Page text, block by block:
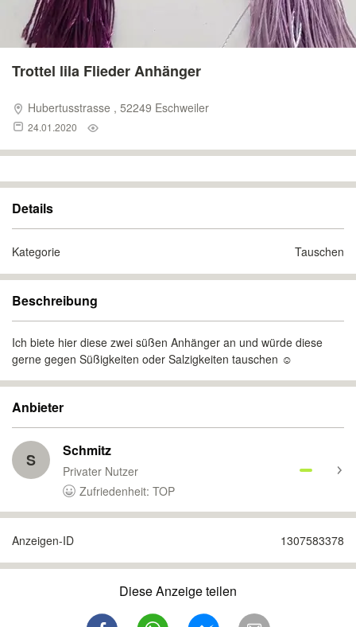
Trottel lila Flieder Anhänger
Hubertusstrasse , 52249 Eschweiler
24.01.2020
Details
Kategorie Tauschen
Beschreibung
Ich biete hier diese zwei süßen Anhänger an und würde diese
gerne gegen Süßigkeiten oder Salzigkeiten tauschen ☺️
Anbieter
S Schmitz
Privater Nutzer
Zufriedenheit: TOP
Anzeigen-ID 1307583378
Diese Anzeige teilen